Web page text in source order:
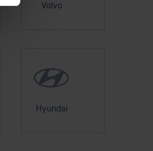
Volvo
Hyundai